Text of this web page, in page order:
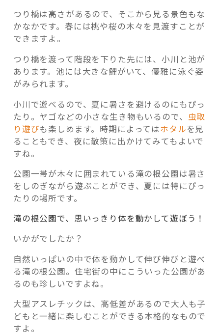
つり橋は高さがあるので、そこから見る景色もな
かなかです。春には桃や桜の木々を見渡すことが
できますよ。
つり橋を渡って階段を下りた先には、小川と池が
あります。池には大きな鯉がいて、優雅に泳ぐ姿
がみられます。
小川で遊べるので、夏に暑さを避けるのにもぴっ
たり。ヤゴなどの小さな生き物もいるので、 虫取
り遊びも楽しめます。時期によってはホタルを見
ることもでき、夜に散策に出かけてみてもよいで
すね。
公園一帯が木々に囲まれている滝の根公園は暑さ
をしのぎながら遊ぶことができ、夏には特にぴっ
たりの場所です。
滝の根公園で、思いっきり体を動かして遊ぼう！
いかがでしたか？
自然いっぱいの中で体を動かして伸び伸びと遊べ
る滝の根公園。住宅街の中にこういった公園があ
るのも珍しいですよね。
大型アスレチックは、高低差があるので大人も子
どもと一緒に楽しむことができる本格的なもので
すよ。